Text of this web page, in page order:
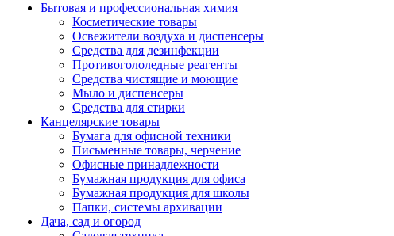
Бытовая и профессиональная химия
Косметические товары
Освежители воздуха и диспенсеры
Средства для дезинфекции
Противогололедные реагенты
Средства чистящие и моющие
Мыло и диспенсеры
Средства для стирки
Канцелярские товары
Бумага для офисной техники
Письменные товары, черчение
Офисные принадлежности
Бумажная продукция для офиса
Бумажная продукция для школы
Папки, системы архивации
Дача, сад и огород